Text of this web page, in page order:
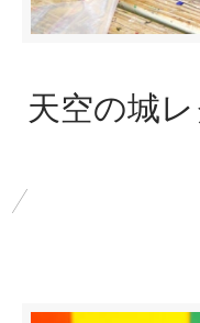
天空の城